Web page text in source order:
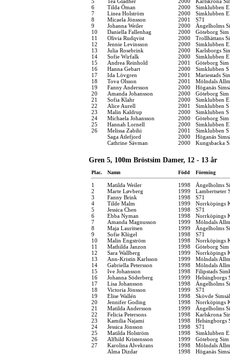
6
Tilda Öman 2000
Simklubben
7
Linea Holström 2000
Simklubben
8
Micaela Jönsson 2001
S71
9
Johanna Weiler 2000
Ängelholms
10
Daniella Fallenhag 2000
Göteborg Sim
11
Olivia Rudqvist 2000
Trollhättans
12
Jennie Levinsson 2000
Simklubben
13
Julia Rosebrink 2000
Karlsborgs
14
Sofie Wirfalk 2000
Simklubben
15
Andrea Reinhold 2001
Göteborg Sim
16
Hanna Gebart 2000
Simklubben
17
Ida Lövgren 2001
Mariestads
18
Tova Olsson 2001
Mölndals
19
Fanny Andersson 2000
Höganäs
20
Amanda Johansson 2000
Göteborg Sim
21
Sofia Klahr 2000
Simklubben
22
Alice Aurell 2001
Simklubben
23
Malin Kaldrup 2000
Simklubben
24
Michaela Johansson 2000
Göteborg Sim
25
Hannah Lornell 2000
Simklubben
26
Melissa Zabihi 2001
Simklubben
Saga Atlefjord
2000
Höganäs
Cathrine Sävman
2000 Kungsbacka
Gren 5, 100m Bröstsim Damer, 12 - 13 år
Plac. Namn Född Förening
1 Matilda Weiler 1998
Ängelholms
2
Marte Løvberg 1999
Lambertseter
3
Fanny Brink 1998
S71
4
Tilde Malm 1999
Norrköpings
5
Jessica Chen 1998
S71
6
Ebba Nyman 1998
Norrköpings
7
Amanda Magnusson 1999
Mölndals
8
Maja Lauritsen 1999
Ängelholms
9
Sofie Klügel 1998
S71
10
Malin Engström 1998
Norrköpings
11
Mathilda Janzon 1998
Göteborg Sim
12
Sara Wallberg 1999
Norrköpings
13
Ann-Kristin Karlsson 1999
Mölndals
14
Gabriella Petersson 1998
Mölndals
15
Ive Johansson 1998
Filipstads
16
Johanna Söderberg 1999
Helsingborgs
17
Lisa Johansson 1998
Ängelholms
18
Victoria Jönsson 1999
S71
19
Elise Wallén 1998
Skövde
20
Jennifer Goding 1998
Norrköpings
21
Matilda Andersson 1999
Ängelholms
22
Felicia Petersons 1998
Karlskrona
23
Kamilia Najami 1998
Helsingborgs
24
Jessica Jönsson 1998
S71
25
Matilda Holström 1998
Simklubben
26
Alfhild Kristensson 1999
Göteborg Sim
27
Karolina Alvekrans 1998
Mölndals
Alma Dizdar
1998 Höganäs